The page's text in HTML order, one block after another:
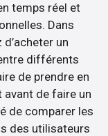
temps réel et
Dans
un
différents
de prendre en
de faire un
de comparer les
des utilisateurs